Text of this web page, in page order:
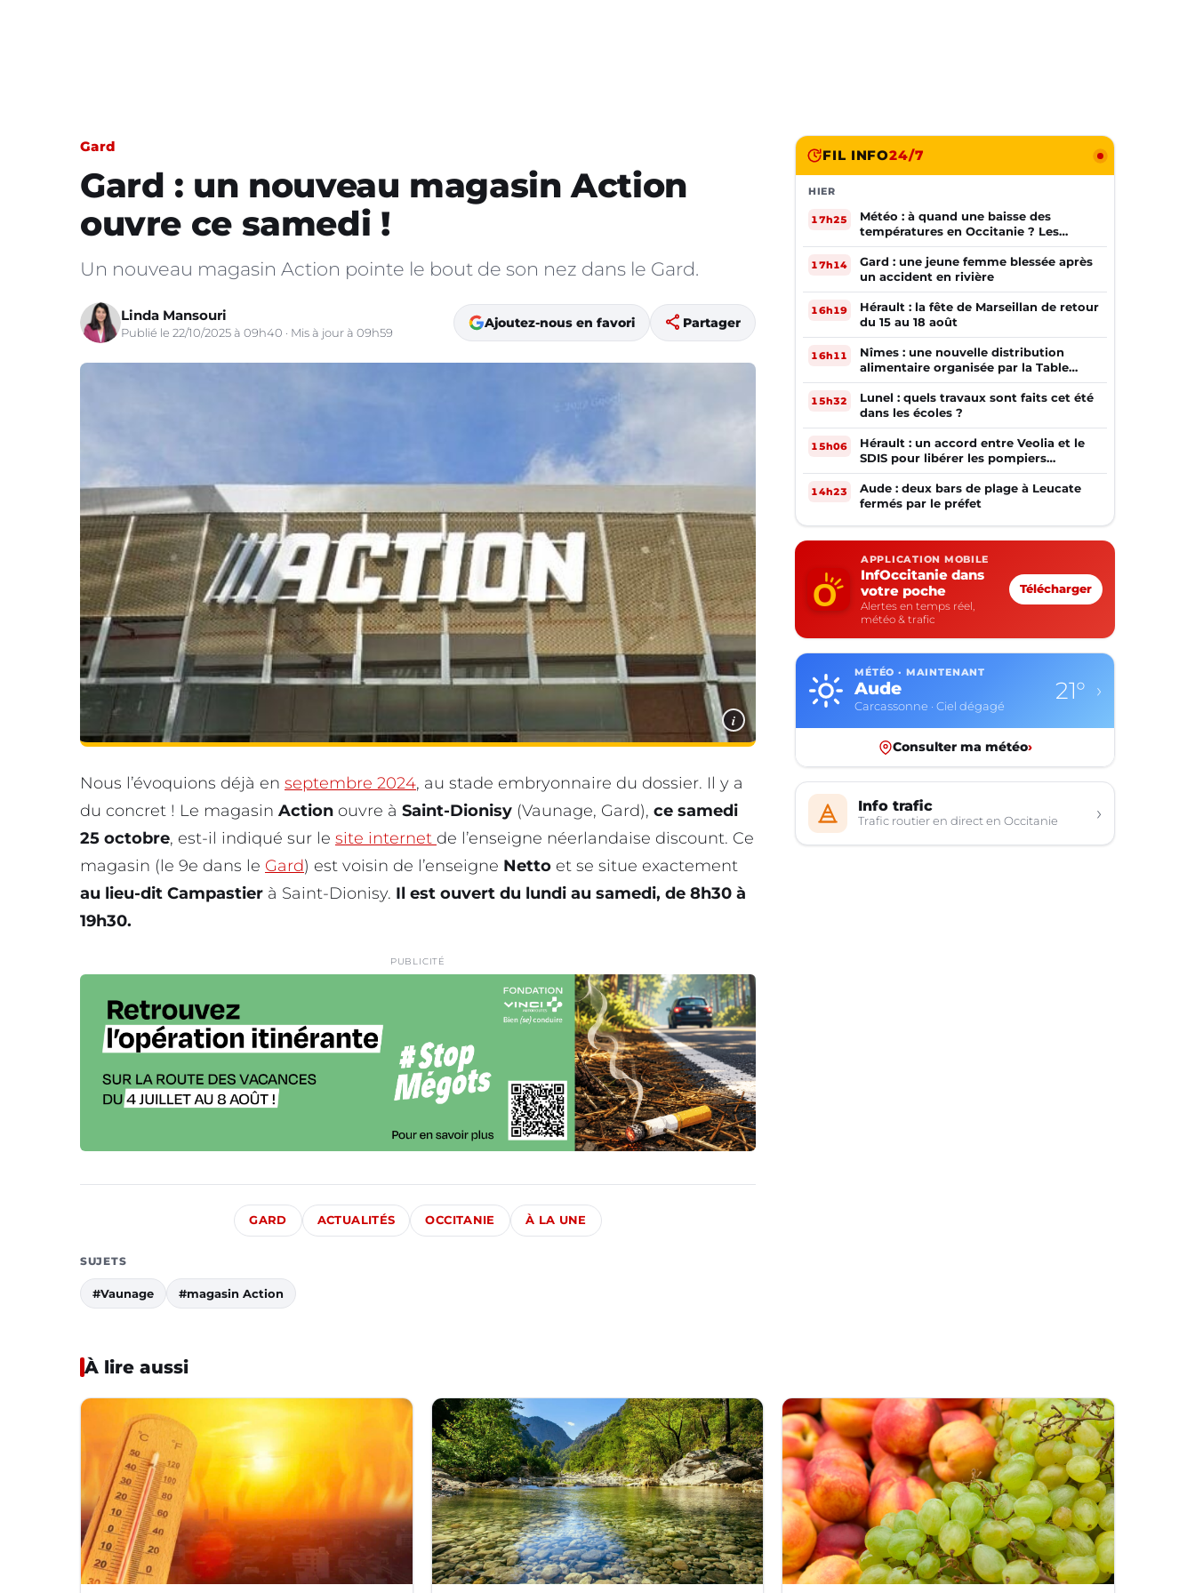
Gard
Gard : un nouveau magasin Action
ouvre ce samedi !
Un nouveau magasin Action pointe le bout de son nez dans le Gard.
Linda Mansouri
Publié le 22/10/2025 à 09h40 · Mis à jour à 09h59
Ajoutez-nous en favori share Partager
i
Nous l’évoquions déjà en septembre 2024, au stade embryonnaire du dossier. Il y a
du concret ! Le magasin Action ouvre à Saint-Dionisy (Vaunage, Gard), ce samedi
25 octobre, est-il indiqué sur le site internet de l’enseigne néerlandaise discount. Ce
magasin (le 9e dans le Gard) est voisin de l’enseigne Netto et se situe exactement
au lieu-dit Campastier à Saint-Dionisy. Il est ouvert du lundi au samedi, de 8h30 à
19h30.
PUBLICITÉ
GARD ACTUALITÉS OCCITANIE À LA UNE
SUJETS
#Vaunage #magasin Action
FIL INFO24/7
HIER
17h25
Météo : à quand une baisse des
températures en Occitanie ? Les
prévisions
17h14
Gard : une jeune femme blessée après
un accident en rivière
16h19
Hérault : la fête de Marseillan de retour
du 15 au 18 août
16h11
Nîmes : une nouvelle distribution
alimentaire organisée par la Table
Ouverte
15h32
Lunel : quels travaux sont faits cet été
dans les écoles ?
15h06
Hérault : un accord entre Veolia et le
SDIS pour libérer les pompiers
volontaires
14h23
Aude : deux bars de plage à Leucate
fermés par le préfet
APPLICATION MOBILE
InfOccitanie dans
votre poche
Alertes en temps réel,
météo & trafic
Télécharger
MÉTÉO · MAINTENANT
Aude
Carcassonne · Ciel dégagé
21° ›
Consulter ma météo›
Info trafic
Trafic routier en direct en Occitanie ›
À lire aussi